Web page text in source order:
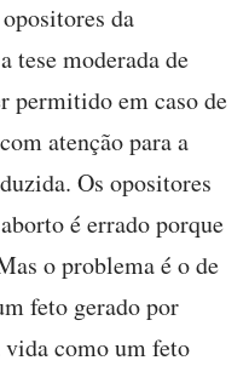
da
tese moderada de
permitido em caso de
atenção para a
Os opositores
é errado porque
o problema é o de
feto gerado por
como um feto